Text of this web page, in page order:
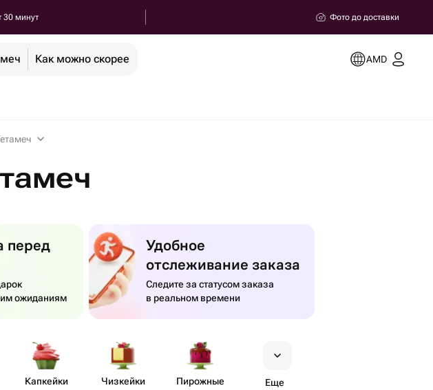
30 минут Фото до доставки
Как можно скорее AMD
перед
ожиданиям
Удобное
отслеживание заказа
Следите за статусом заказа
в реальном времени
Капкейки Чизкейки Пирожные
Еще